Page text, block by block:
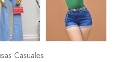
Casuales